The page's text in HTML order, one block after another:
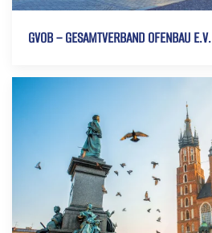
GVOB – GESAMTVERBAND OFENBAU E.V.